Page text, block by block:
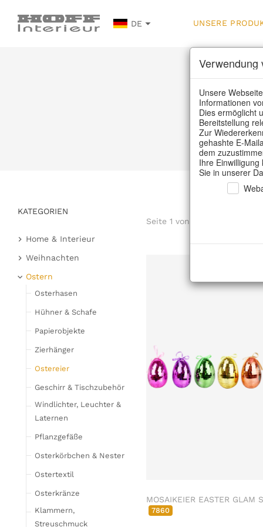
DE UNSERE
Seite 1 von 48 Artikel
MOSAIKEIER EASTER GLAM
7860
KATEGORIEN
Home & Interieur
Küche & Gedeckter Tisch
Gläser
Serviettenringe &
Tischkartenhalter
Schneidebretter
Untersetzer
Küchenaufbewahrung
& Dosen
Küchenetageren &
Barzubehör &
Flaschenkühler
Heimtextilien & Teppiche
Weihnachten
Weihnachtsfiguren
Stoffengel
Hirsche & Elche
Silberhirsche
Papierobjekte
Zierhänger
Weihnachtskugeln &
Glasschmuck
Schneeflocken & Sterne
Geschirr, Tischzubehör
Dosen & Schachteln
Windlichter, Leuchter,
Pflanzgefäße & Vasen
Kränze, Girlanden &
Ostern
Osterhasen
Hühner & Schafe
Papierobjekte
Zierhänger
Ostereier
Geschirr & Tischzubehör
Windlichter, Leuchter &
Laternen
Pflanzgefäße
Osterkörbchen & Nester
Ostertextil
Osterkränze
Klammern,
Streuschmuck
Verwendung
Unsere
Informationen
Dies ermöglicht
Bereitstellung
Zur
gehashte E-
dem
Ihre
Sie in unserer